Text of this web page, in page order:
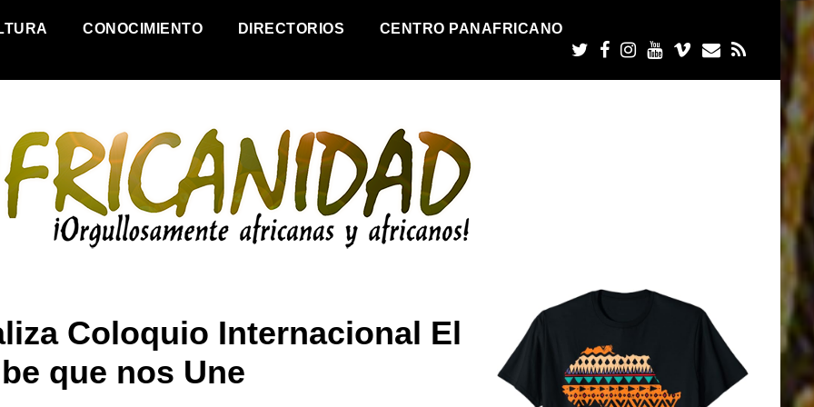
CONOCIMIENTO DIRECTORIOS CENTRO PANAFRICANO
Coloquio Internacional El
que nos Une